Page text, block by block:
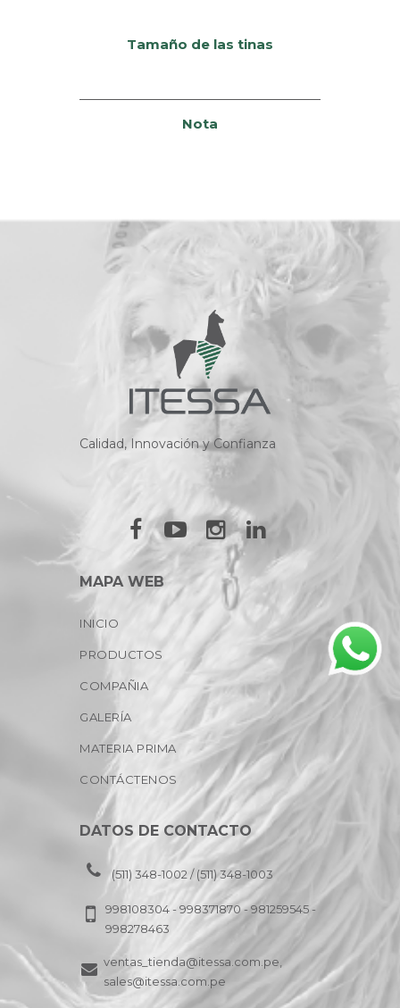
Tamaño de las tinas
Nota
Calidad, Innovación y Confianza
MAPA WEB
INICIO
PRODUCTOS
COMPAÑIA
GALERÍA
MATERIA PRIMA
CONTÁCTENOS
DATOS DE CONTACTO
(511) 348-1002 / (511) 348-1003
998108304 - 998371870 - 981259545 -
998278463
ventas_tienda@itessa.com.pe,
sales@itessa.com.pe